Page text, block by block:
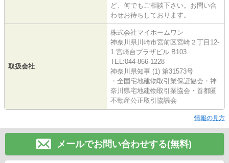
ど、何でもご相談下さい。お問い合
わせお待ちしております。
取扱会社
株式会社マイホームワン
神奈川県川崎市宮前区宮崎２丁目12-
1 宮崎台プラザビル B103
TEL:044-866-1228
神奈川県知事 (1) 第31573号
・全国宅地建物取引業保証協会・神
奈川県宅地建物取引業協会・首都圏
不動産公正取引協議会
情報の見方
メールでお問い合わせする(無料)